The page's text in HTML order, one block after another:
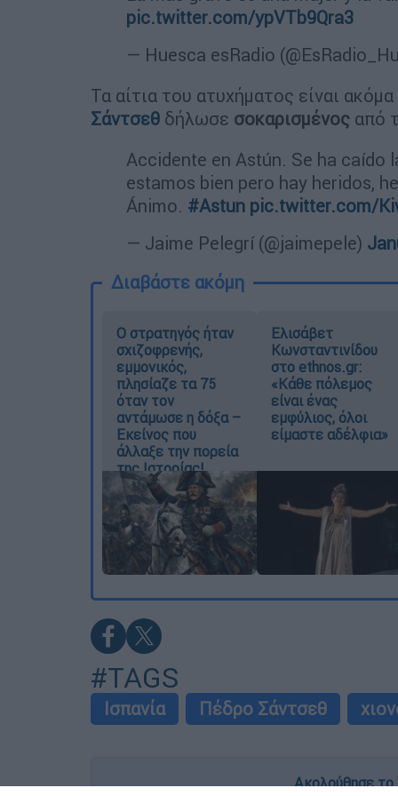
pic.twitter.com/ypVTb9Qra3
— Huesca esRadio
Τα αίτια του ατυχήματος είναι
Σάντσεθ δήλωσε σοκαρισμένος από
Accidente en Astún. Se ha caído
estamos bien pero hay heridos,
Ánimo. #Astun pic.twitter.com/
— Jaime Pelegrí (@jaimepele)
Διαβάστε ακόμη
O στρατηγός ήταν
σχιζοφρενής,
εμμονικός,
πλησίαζε τα 75
όταν τον
αντάμωσε η δόξα –
Εκείνος που
άλλαξε την πορεία
της Ιστορίας!
Ελισάβετ
Κωνσταντινίδου
στο ethnos.gr:
«Κάθε πόλεμος
είναι ένας
εμφύλιος, όλοι
είμαστε αδέλφια»
#TAGS
Ισπανία Πέδρο Σάντσεθ
Ακολούθησε το